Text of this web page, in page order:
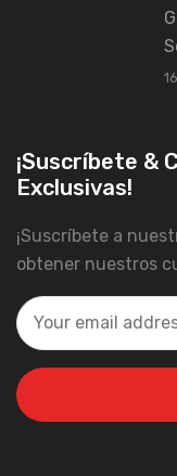
¡Suscríbete &
Exclusivas!
¡Suscríbete a
obtener nuestros